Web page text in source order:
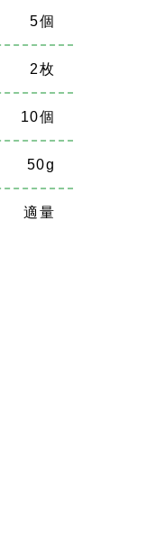
5個
2枚
10個
50g
適量